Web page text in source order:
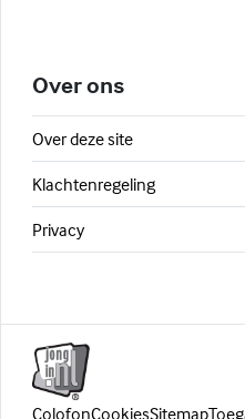
Over ons
Over deze site
Klachtenregeling
Privacy
ColofonCookiesSitemap